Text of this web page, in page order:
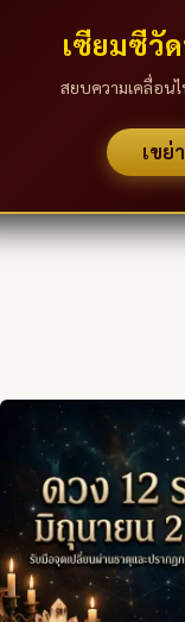
เซียมซีวั
สยบความเคลื่อน
เขย่